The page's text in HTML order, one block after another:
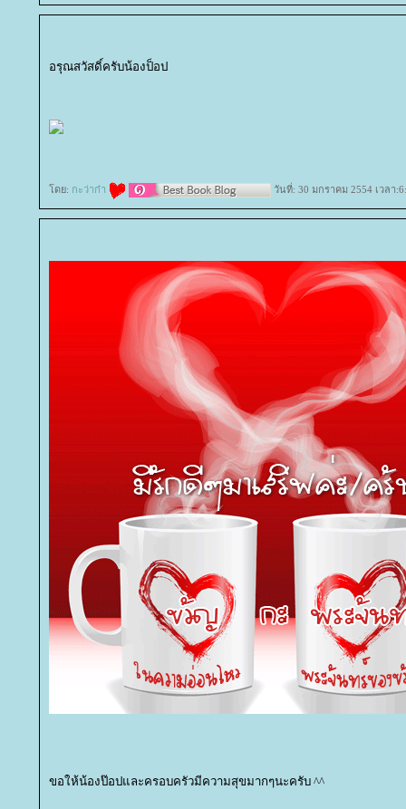
อรุณสวัสดิ์ครับน้องป็อป
ดย: กะว่าก๋า วันที่: 30 มกราคม 2554 เวลา
ขอให้น้องป๊อปและครอบครัวมีความสุขมากๆนะครับ ^^